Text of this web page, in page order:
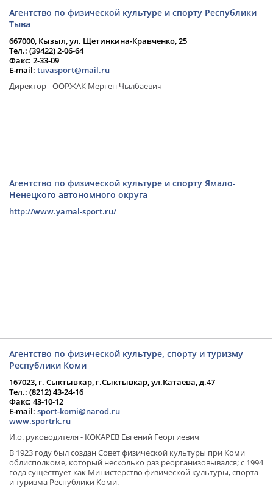
Агентство по физической культуре и спорту Республики
Тыва
667000, Кызыл, ул. Щетинкина-Кравченко, 25
Тел.: (39422) 2-06-64
Факс: 2-33-09
E-mail: tuvasport@mail.ru
Директор - ООРЖАК Мерген Чылбаевич
Агентство по физической культуре и спорту Ямало-
Ненецкого автономного округа
http://www.yamal-sport.ru/
Агентство по физической культуре, спорту и туризму
Республики Коми
167023, г. Сыктывкар, г.Сыктывкар, ул.Катаева, д.47
Тел.: (8212) 43-24-16
Факс: 43-10-12
E-mail: sport-komi@narod.ru
www.sportrk.ru
И.о. руководителя - КОКАРЕВ Евгений Георгиевич
В 1923 году был создан Совет физической культуры при Коми
облисполкоме, который несколько раз реорганизовывался; с 1994
года существует как Министерство физической культуры, спорта
и туризма Республики Коми.